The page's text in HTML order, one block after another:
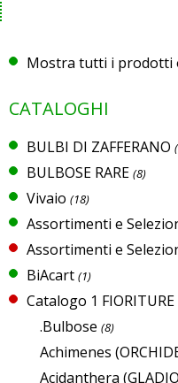
Mostra tutti i prodotti
CATALOGHI
BULBI DI ZAFFERANO
BULBOSE RARE (8)
Vivaio (18)
Assortimenti e
Assortimenti e
BiAcart (1)
Catalogo 1
.Bulbose (8)
Achimenes
Acidanthera